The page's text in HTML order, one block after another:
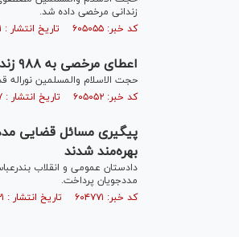
زندانی مرخصی داده شد.
کد خبر: ۶۰۵۰۵۵ تاریخ انتشار : ۱۳۹۹/۰۱/۰۱
اعطای مرخصی به ۹۸۸ زندانی در اجرای بخشنامه رییس قوه قضاییه
حجت الاسلام والمسلمین نوراله قدرتی گفت:
کد خبر: ۶۰۵۰۵۲ تاریخ انتشار : ۱۳۹۸/۱۲/۲۷
بهره‌مند شدند
دادستان عمومی و انقلاب
مددجویان پرداخت.
کد خبر: ۶۰۴۷۷۱ تاریخ انتشار : ۱۳۹۸/۱۲/۲۱